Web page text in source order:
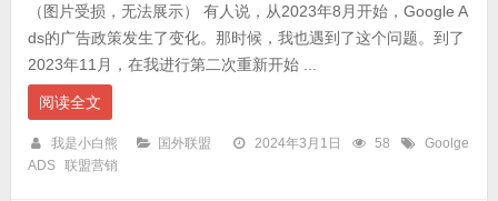
（图片受损，无法展示） 有人说，从2023年8月开始，Google A
ds的广告政策发生了变化。那时候，我也遇到了这个问题。到了
2023年11月，在我进行第二次重新开始 ...
阅读全文
我是小白熊 国外联盟 2024年3月1日 58
Goolge
ADS 联盟营销